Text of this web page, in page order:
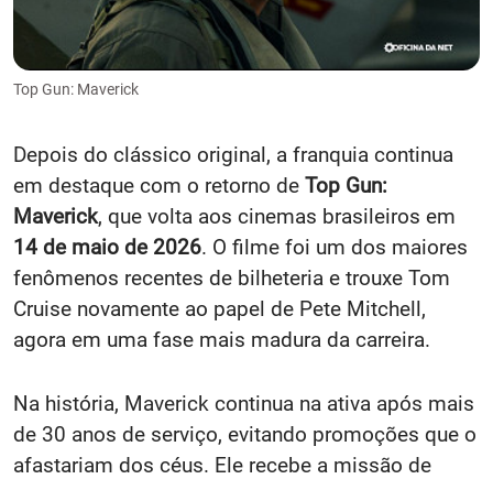
Top Gun: Maverick
Depois do clássico original, a franquia continua
em destaque com o retorno de Top Gun:
Maverick, que volta aos cinemas brasileiros em
14 de maio de 2026. O filme foi um dos maiores
fenômenos recentes de bilheteria e trouxe Tom
Cruise novamente ao papel de Pete Mitchell,
agora em uma fase mais madura da carreira.
Na história, Maverick continua na ativa após mais
de 30 anos de serviço, evitando promoções que o
afastariam dos céus. Ele recebe a missão de